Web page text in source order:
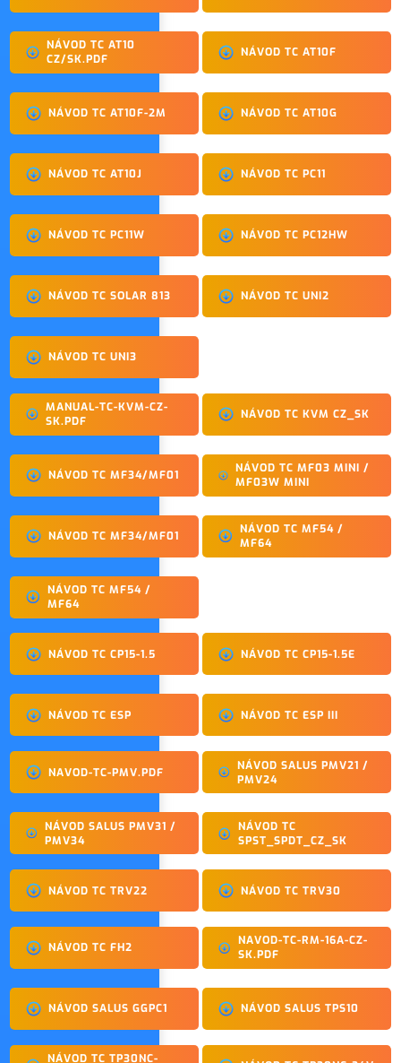
NÁVOD TC AT10
CZ/SK.PDF
NÁVOD TC AT10F
NÁVOD TC AT10F-2M NÁVOD TC AT10G
NÁVOD TC AT10J NÁVOD TC PC11
NÁVOD TC PC11W NÁVOD TC PC12HW
NÁVOD TC SOLAR 813 NÁVOD TC UNI2
NÁVOD TC UNI3
MANUAL-TC-KVM-CZ-
SK.PDF
NÁVOD TC KVM CZ_SK
NÁVOD TC MF34/MF01
NÁVOD TC MF03 MINI /
MF03W MINI
NÁVOD TC MF34/MF01
NÁVOD TC MF54 /
MF64
NÁVOD TC MF54 /
MF64
NÁVOD TC CP15-1.5 NÁVOD TC CP15-1.5E
NÁVOD TC ESP NÁVOD TC ESP III
NAVOD-TC-PMV.PDF
NÁVOD SALUS PMV21 /
PMV24
NÁVOD SALUS PMV31 /
PMV34
NÁVOD TC
SPST_SPDT_CZ_SK
NÁVOD TC TRV22 NÁVOD TC TRV30
NÁVOD TC FH2
NAVOD-TC-RM-16A-CZ-
SK.PDF
NÁVOD SALUS GGPC1 NÁVOD SALUS TPS10
NÁVOD TC TP30NC-